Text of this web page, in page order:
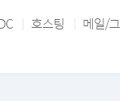
호스팅 메일/